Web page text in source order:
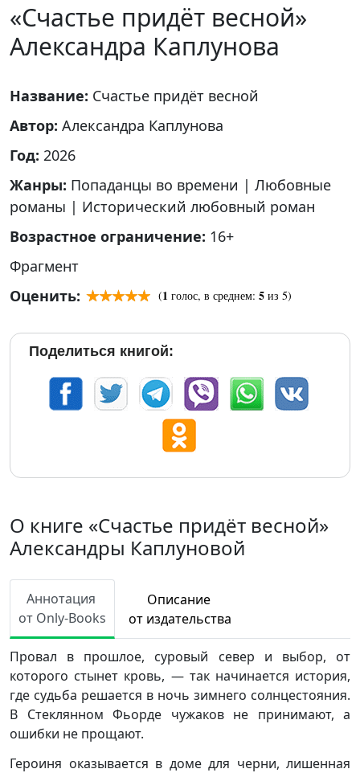
«Счастье придёт весной»
Александра Каплунова
Название: Счастье придёт весной
Автор: Александра Каплунова
Год: 2026
Жанры: Попаданцы во времени | Любовные
романы | Исторический любовный роман
Возрастное ограничение: 16+
Фрагмент
Оценить:
(1 голос, в среднем: 5 из 5)
Поделиться книгой:
О книге «Счастье придёт весной»
Александры Каплуновой
Аннотация
от Only-Books
Описание
от издательства
Провал в прошлое, суровый север и выбор, от
которого стынет кровь, — так начинается история,
где судьба решается в ночь зимнего солнцестояния.
В Стеклянном Фьорде чужаков не принимают, а
ошибки не прощают.
Героиня оказывается в доме для черни, лишенная